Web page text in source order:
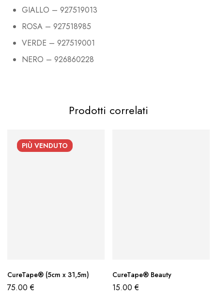
GIALLO – 927519013
ROSA – 927518985
VERDE – 927519001
NERO – 926860228
Prodotti correlati
PIÙ VENDUTO
CureTape® (5cm x 31,5m)
75.00€
CureTape® Beauty
15.00€